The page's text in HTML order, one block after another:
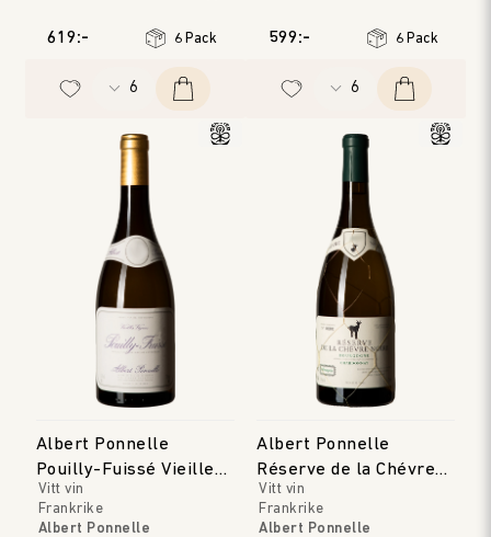
Årgång
619:- 6 Pack 599:- 6 Pack
Albert Ponnelle
Pouilly-Fuissé Vieilles
Vignes
Vitt vin
Frankrike
Albert Ponnelle
Albert Ponnelle
Réserve de la Chévre
Noire Blanc
Vitt vin
Frankrike
Albert Ponnelle